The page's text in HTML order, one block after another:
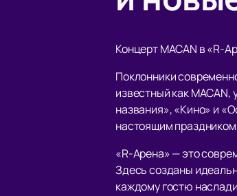
Концерт MACAN в «R-
Поклонники
известный как
названия», «Кино» и
настоящим
«R-Арена» — это
Здесь созданы
каждому гостю